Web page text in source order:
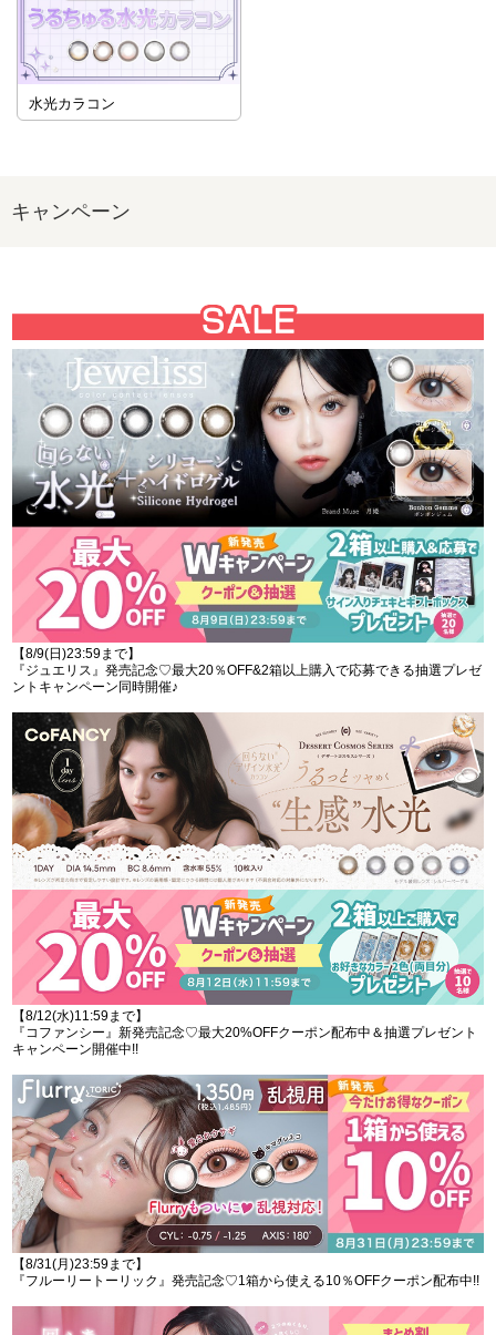
水光カラコン
キャンペーン
【8/9(日)23:59まで】
『ジュエリス』発売記念♡最大20％OFF&2箱以上購入で応募できる抽選プレゼ
ントキャンペーン同時開催♪
【8/12(水)11:59まで】
『コファンシー』新発売記念♡最大20%OFFクーポン配布中＆抽選プレゼント
キャンペーン開催中!!
【8/31(月)23:59まで】
『フルーリートーリック』発売記念♡1箱から使える10％OFFクーポン配布中!!